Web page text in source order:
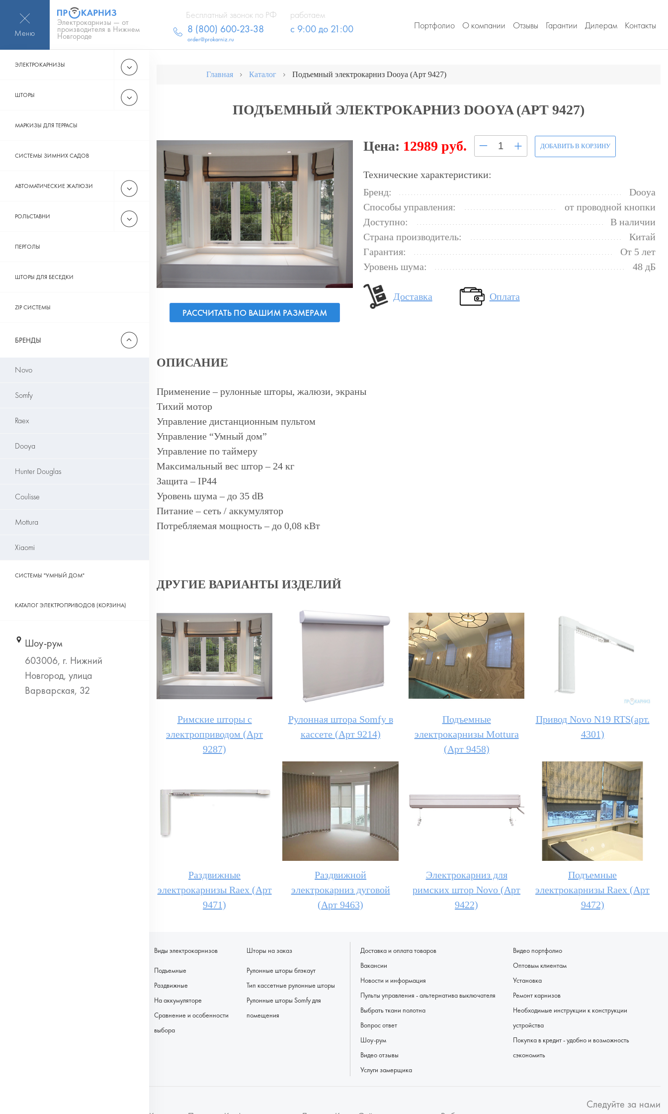
Меню
Электрокарнизы — от
производителя в Нижнем
Новгороде
Бесплатный звонок по РФ
8 (800) 600-23-38
order@prokarniz.ru
работаем
с 9:00 до 21:00 Портфолио О компании Отзывы Гарантии Дилерам Контакты
ЭЛЕКТРОКАРНИЗЫ
ШТОРЫ
МАРКИЗЫ ДЛЯ ТЕРРАСЫ
СИСТЕМЫ ЗИМНИХ САДОВ
АВТОМАТИЧЕСКИЕ ЖАЛЮЗИ
РОЛЬСТАВНИ
ПЕРГОЛЫ
ШТОРЫ ДЛЯ БЕСЕДКИ
ZIP СИСТЕМЫ
БРЕНДЫ
Novo
Somfy
Raex
Dooya
Hunter Douglas
Coulisse
Mottura
Xiaomi
СИСТЕМЫ "УМНЫЙ ДОМ"
КАТАЛОГ ЭЛЕКТРОПРИВОДОВ (КОРЗИНА)
Главная Каталог Подъемный электрокарниз Dooya (Арт 9427)
ПОДЪЕМНЫЙ ЭЛЕКТРОКАРНИЗ DOOYA (АРТ 9427)
РАССЧИТАТЬ ПО ВАШИМ РАЗМЕРАМ
Цена: 12989 руб. – + ДОБАВИТЬ В КОРЗИНУ
Технические характеристики:
Бренд:
Dooya
Способы управления:
от проводной кнопки
Доступно:
В наличии
Страна производитель:
Китай
Гарантия:
От 5 лет
Уровень шума:
48 дБ
Доставка Оплата
ОПИСАНИЕ
Применение – рулонные шторы, жалюзи, экраны
Тихий мотор
Управление дистанционным пультом
Управление “Умный дом”
Управление по таймеру
Максимальный вес штор – 24 кг
Защита – IP44
Уровень шума – до 35 dB
Питание – сеть / аккумулятор
Потребляемая мощность – до 0,08 кВт
ДРУГИЕ ВАРИАНТЫ ИЗДЕЛИЙ
Римские шторы с
электроприводом (Арт
9287)
Рулонная штора Somfy в
кассете (Арт 9214)
Подъемные
электрокарнизы Mottura
(Арт 9458)
Привод Novo N19 RTS(арт.
4301)
Раздвижные
электрокарнизы Raex (Арт
9471)
Раздвижной
электрокарниз дуговой
(Арт 9463)
Электрокарниз для
римских штор Novo (Арт
9422)
Подъемные
электрокарнизы Raex (Арт
9472)
Виды электрокарнизов
Подъемные
Раздвижные
На аккумуляторе
Сравнение и особенности
выбора
Шторы на заказ
Рулонные шторы блэкаут
Тип кассетные рулонные шторы
Рулонные шторы Somfy для
помещения
Доставка и оплата товаров
Вакансии
Новости и информация
Пульты управления - альтернатива выключателя
Выбрать ткани полотна
Вопрос ответ
Шоу-рум
Видео отзывы
Услуги замерщика
Видео портфолио
Оптовым клиентам
Установка
Ремонт карнизов
Необходимые инструкции к конструкции
устройства
Покупка в кредит - удобно и возможность
сэкономить
Следуйте за нами